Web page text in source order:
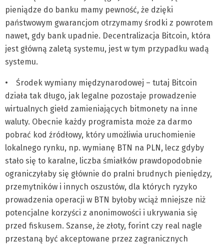
pieniądze do banku mamy pewność, że dzięki
państwowym gwarancjom otrzymamy środki z powrotem
nawet, gdy bank upadnie. Decentralizacja Bitcoin, która
jest główną zaletą systemu, jest w tym przypadku wadą
systemu.
• Środek wymiany międzynarodowej – tutaj Bitcoin
działa tak długo, jak legalne pozostaje prowadzenie
wirtualnych giełd zamieniających bitmonety na inne
waluty. Obecnie każdy programista może za darmo
pobrać kod źródłowy, który umożliwia uruchomienie
lokalnego rynku, np. wymianę BTN na PLN, lecz gdyby
stało się to karalne, liczba śmiałków prawdopodobnie
ograniczyłaby się głównie do pralni brudnych pieniędzy,
przemytników i innych oszustów, dla których ryzyko
prowadzenia operacji w BTN byłoby wciąż mniejsze niż
potencjalne korzyści z anonimowości i ukrywania się
przed fiskusem. Szanse, że złoty, forint czy real nagle
przestaną być akceptowane przez zagranicznych